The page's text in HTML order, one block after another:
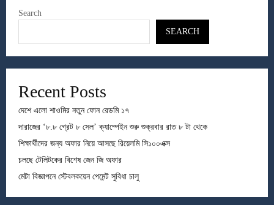
Search
SEARCH
Recent Posts
দেশে এলো শাওমির নতুন ফোন রেডমি ১৭
দারাজের ‘৮.৮ গ্রেট ৮ সেল’ ক্যাম্পেইন শুরু শুক্রবার রাত ৮ টা থেকে
শিক্ষার্থীদের জন্য অফার নিয়ে আসছে রিয়েলমি সি১০০এক্স
চলছে টেলিটকের বিশেষ জেন জি অফার
মেটা বিজ্ঞাপনে স্টেবলকয়েন পেমেন্ট সুবিধা চালু